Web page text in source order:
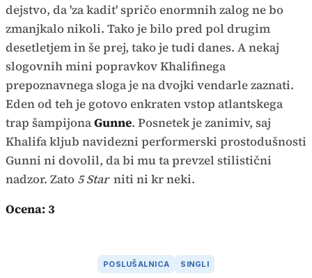
dejstvo, da 'za kadit' spričo enormnih zalog ne bo
zmanjkalo nikoli. Tako je bilo pred pol drugim
desetletjem in še prej, tako je tudi danes. A nekaj
slogovnih mini popravkov Khalifinega
prepoznavnega sloga je na dvojki vendarle zaznati.
Eden od teh je gotovo enkraten vstop atlantskega
trap šampijonaGunne. Posnetek je zanimiv, saj
Khalifa kljub navidezni performerski prostodušnosti
Gunni ni dovolil, da bi mu ta prevzel stilistični
nadzor. Zato 5 Star niti ni kr neki.
Ocena: 3
POSLUŠALNICA SINGLI